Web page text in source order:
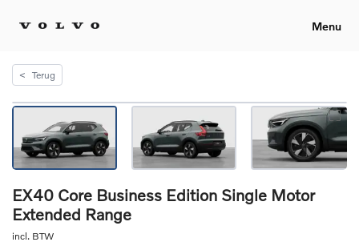
Menu
< Terug
EX40 Core Business Edition Single Motor
Extended Range
incl. BTW